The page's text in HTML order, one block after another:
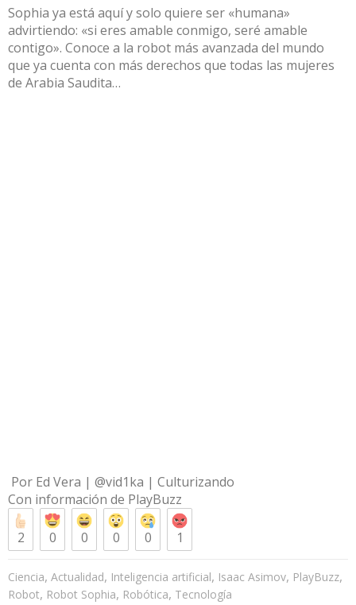
Sophia ya está aquí y solo quiere ser «humana»
advirtiendo: «si eres amable conmigo, seré amable
contigo». Conoce a la robot más avanzada del mundo
que ya cuenta con más derechos que todas las mujeres
de Arabia Saudita…
Por Ed Vera | @vid1ka | Culturizando
Con información de PlayBuzz
2 0 0 0 0 1
Ciencia, Actualidad, Inteligencia artificial, Isaac Asimov, PlayBuzz,
Robot, Robot Sophia, Robótica, Tecnología